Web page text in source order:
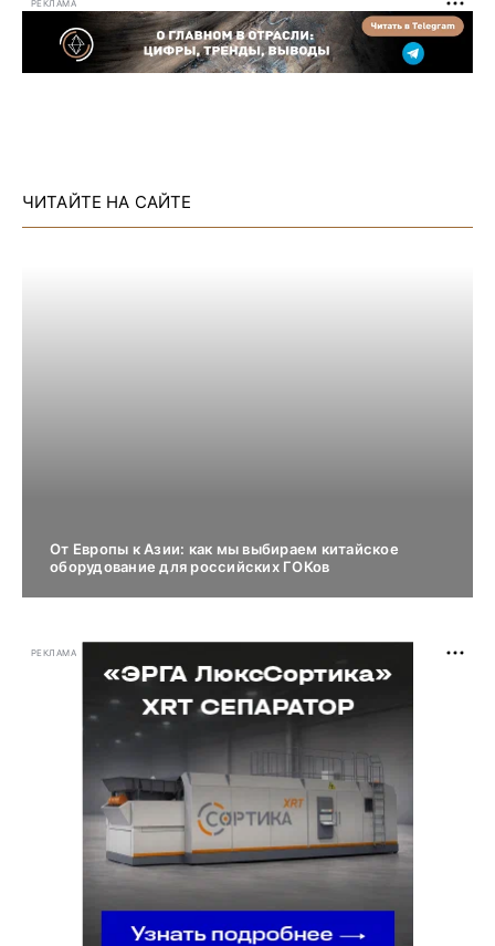
РЕКЛАМА
ЧИТАЙТЕ НА САЙТЕ
От Европы к Азии: как мы выбираем китайское
оборудование для российских ГОКов
РЕКЛАМА